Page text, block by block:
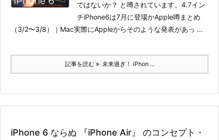
ではないか？ と噂されています。4.7イン
チiPhone6は7月に登場かApple噂まとめ
（3/2〜3/8）｜Mac実際にAppleからそのような発表があっ ...
記事を読む 未来過ぎ！ iPhon ...
iPhone 6 ならぬ 『iPhone Air』 のコンセプト・